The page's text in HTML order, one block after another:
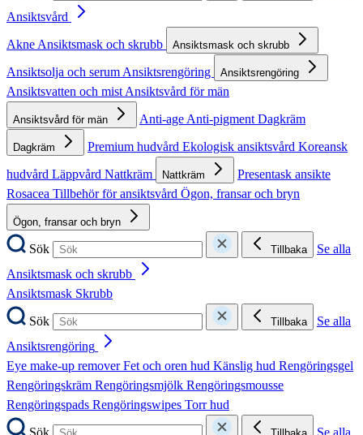
Ansiktsvård
AkneAnsiktsmask och skrubb Ansiktsmask och skrubb
Ansiktsolja och serumAnsiktsrengöring Ansiktsrengöring
Ansiktsvatten och mistAnsiktsvård för män
Ansiktsvård för män Anti-ageAnti-pigmentDagkräm
Dagkräm Premium hudvård Ekologisk ansiktsvård Koreansk
hudvård Läppvård Nattkräm Nattkräm
Presentask ansikte
Rosacea Tillbehör för ansiktsvård Ögon, fransar och bryn
Ögon, fransar och bryn
Sök Tillbaka
Se alla
Ansiktsmask och skrubb
Ansiktsmask Skrubb
Sök
Tillbaka
Se alla
Ansiktsrengöring
Eye make-up removerFet och oren hud Känslig hud Rengöringsgel
Rengöringskräm Rengöringsmjölk Rengöringsmousse
Rengöringspads Rengöringswipes Torr hud